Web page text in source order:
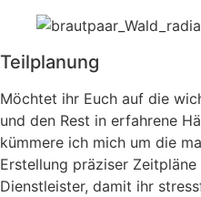
Teilplanung
Möchtet ihr Euch auf die
und den Rest in erfahrene
kümmere ich mich um die
Erstellung präziser
Dienstleister, damit ihr